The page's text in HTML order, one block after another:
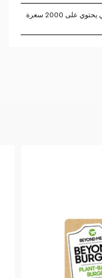
تستند النسبة المئوية للقيم اليومية على نظام غذائي يحتوي على 2000 سعرة